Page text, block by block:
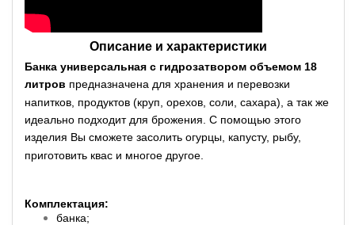
Описание и характеристики
Банка универсальная с гидрозатвором объемом 18
литров предназначена для хранения и перевозки
напитков, продуктов (круп, орехов, соли, сахара), а так же
идеально подходит для брожения. С помощью этого
изделия Вы сможете засолить огурцы, капусту, рыбу,
приготовить квас и многое другое.
Комплектация:
банка;